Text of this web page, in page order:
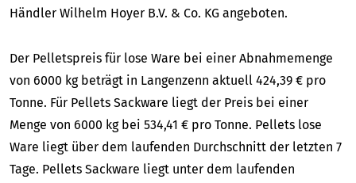
Händler Wilhelm Hoyer B.V. & Co. KG angeboten.
Der Pelletspreis für lose Ware bei einer Abnahmemenge
von 6000 kg beträgt in Langenzenn aktuell 424,39 € pro
Tonne. Für Pellets Sackware liegt der Preis bei einer
Menge von 6000 kg bei 534,41 € pro Tonne. Pellets lose
Ware liegt über dem laufenden Durchschnitt der letzten 7
Tage. Pellets Sackware liegt unter dem laufenden